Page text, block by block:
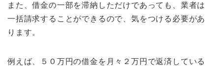
また、借金の一部を滞納しただけであっても、業者は
一括請求することができるので、気をつける必要があ
ります。
例えば、５０万円の借金を月々２万円で返済している